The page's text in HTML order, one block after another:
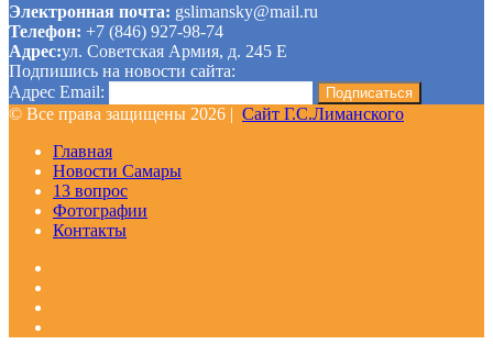
Электронная почта: gslimansky@mail.ru
Телефон: +7 (846) 927-98-74
Адрес:ул. Советская Армия, д. 245 Е
Подпишись на новости сайта:
Адрес Email:
© Все права защищены 2026 | Сайт Г.С.Лиманского
Главная
Новости Самары
13 вопрос
Фотографии
Контакты